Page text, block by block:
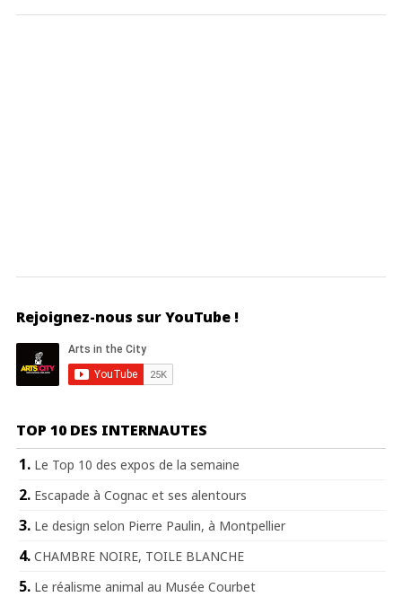
Rejoignez-nous sur YouTube !
TOP 10 DES INTERNAUTES
Le Top 10 des expos de la semaine
Escapade à Cognac et ses alentours
Le design selon Pierre Paulin, à Montpellier
CHAMBRE NOIRE, TOILE BLANCHE
Le réalisme animal au Musée Courbet